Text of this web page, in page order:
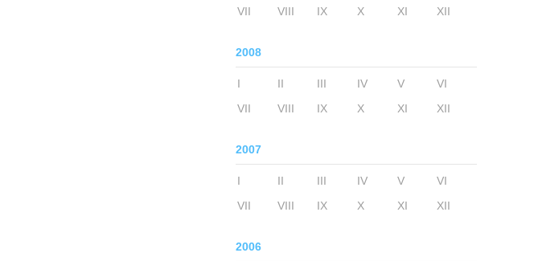
VII
VIII IX X XI XII
2008
I II III IV V
VI
VII
VIII IX X XI XII
2007
I II III IV V
VI
VII
VIII IX X XI XII
2006